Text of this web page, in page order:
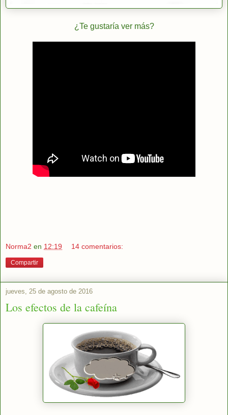
¿Te gustaría ver más?
Norma2 en 12:19 14 comentarios:
Compartir
jueves, 25 de agosto de 2016
Los efectos de la cafeína